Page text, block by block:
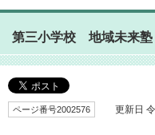
第三小学校 地域未来塾
ページ番号2002576 更新日 令